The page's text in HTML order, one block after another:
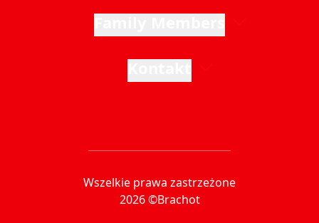
Wszelkie prawa zastrzeżone
2026 ©Brachot